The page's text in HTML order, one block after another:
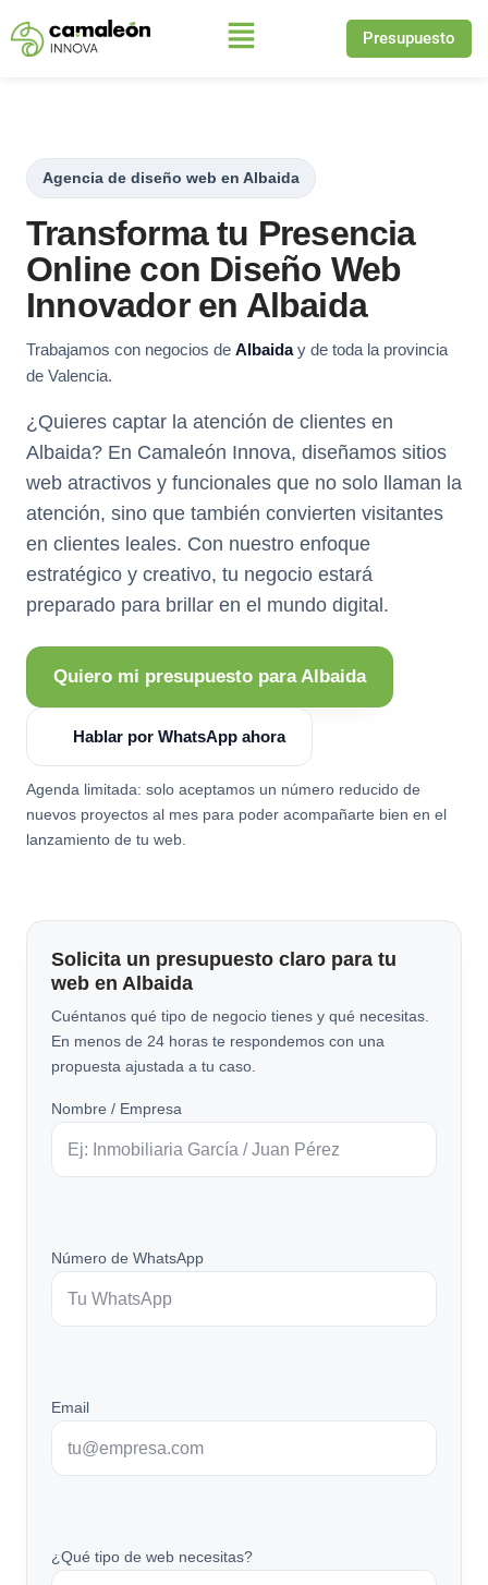
Saltar
Presupuesto
Agencia de diseño web en Albaida
Transforma tu Presencia
Online con Diseño Web
Innovador en Albaida
Trabajamos con negocios de Albaiday de toda la provincia
de Valencia.
¿Quieres captar la atención de clientes en
Albaida? En Camaleón Innova, diseñamos sitios
web atractivos y funcionales que no solo llaman la
atención, sino que también convierten visitantes
en clientes leales. Con nuestro enfoque
estratégico y creativo, tu negocio estará
preparado para brillar en el mundo digital.
Quiero mi presupuesto para Albaida
Hablar por WhatsApp ahora
Agenda limitada: solo aceptamos un número reducido de
nuevos proyectos al mes para poder acompañarte bien en el
lanzamiento de tu web.
Solicita un presupuesto claro para tu
web en Albaida
Cuéntanos qué tipo de negocio tienes y qué necesitas.
En menos de 24 horas te respondemos con una
propuesta ajustada a tu caso.
Nombre / Empresa
Número de WhatsApp
Email
¿Qué tipo de web necesitas?